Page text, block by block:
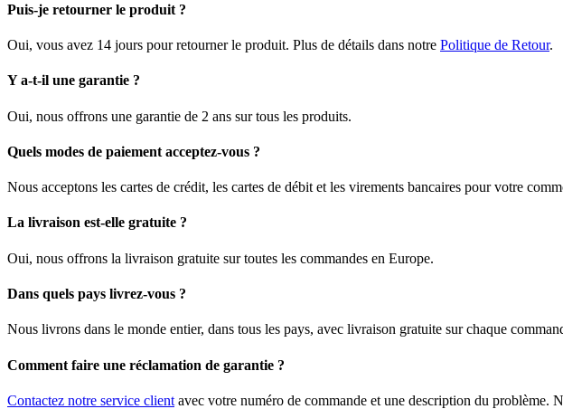
Puis-je retourner le produit ?
Oui, vous avez 14 jours pour retourner le produit. Plus de détails dans notre Politique de Retour.
Y a-t-il une garantie ?
Oui, nous offrons une garantie de 2 ans sur tous les produits.
Quels modes de paiement acceptez-vous ?
Nous acceptons les cartes de crédit, les cartes de débit et les virements bancaires pour votre
La livraison est-elle gratuite ?
Oui, nous offrons la livraison gratuite sur toutes les commandes en Europe.
Dans quels pays livrez-vous ?
Nous livrons dans le monde entier, dans tous les pays, avec livraison gratuite sur chaque
Comment faire une réclamation de garantie ?
Contactez notre service client avec votre numéro de commande et une description du problème.